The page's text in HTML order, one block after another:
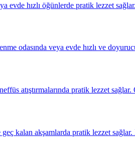
hızlı öğünlerde pratik lezzet
odasında veya evde hızlı ve
atıştırmalarında pratik lezzet
kalan akşamlarda pratik lezzet